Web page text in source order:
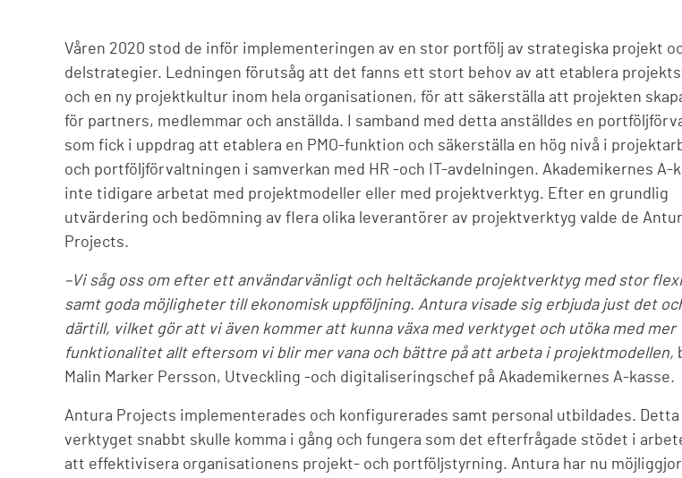
Våren 2020 stod de inför implementeringen av en stor portfölj av strategiska projekt
delstrategier. Ledningen förutsåg att det fanns ett stort behov av att etablera
och en ny projektkultur inom hela organisationen, för att säkerställa att projekten
för partners, medlemmar och anställda. I samband med detta anställdes en
som fick i uppdrag att etablera en PMO-funktion och säkerställa en hög nivå i
och portföljförvaltningen i samverkan med HR -och IT-avdelningen. Akademikernes A-
inte tidigare arbetat med projektmodeller eller med projektverktyg. Efter en grundlig
utvärdering och bedömning av flera olika leverantörer av projektverktyg valde de
Projects.
–Vi såg oss om efter ett användarvänligt och heltäckande projektverktyg med stor
samt goda möjligheter till ekonomisk uppföljning. Antura visade sig erbjuda just det
därtill, vilket gör att vi även kommer att kunna växa med verktyget och utöka med mer
funktionalitet allt eftersom vi blir mer vana och bättre på att arbeta i projektmodellen,
Malin Marker Persson, Utveckling -och digitaliseringschef på Akademikernes A-kasse.
Antura Projects implementerades och konfigurerades samt personal utbildades.
verktyget snabbt skulle komma i gång och fungera som det efterfrågade stödet i
att effektivisera organisationens projekt- och portföljstyrning. Antura har nu